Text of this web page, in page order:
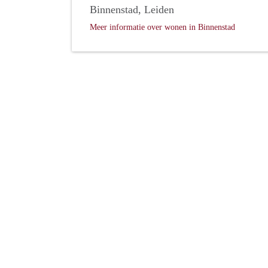
Binnenstad, Leiden
Meer informatie over wonen in Binnenstad